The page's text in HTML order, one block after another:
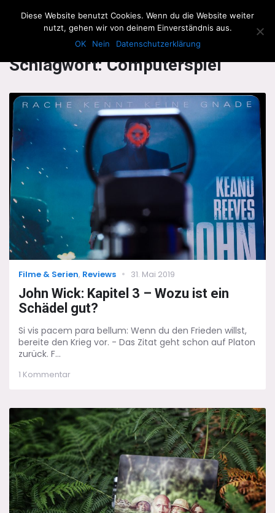
The Howling Men
Schlagwort:Computerspiel
Categories
Filme & Serien, Reviews
Posted
31. Mai 2019
John Wick: Kapitel 3 – Wozu ist ein
Schädel gut?
Si vis pacem para bellum: Wenn du den Frieden willst,
bereite den Krieg vor. - Das Zitat geht schon auf Platon
zurück. F...
1 Kommentarzu
Kapitel
3
–
Wozu
ist
ein
Schädel
gut?
Diese Website benutzt Cookies. Wenn du die Website weiter
nutzt, gehen wir von deinem Einverständnis aus.
OK
Nein Datenschutzerklärung